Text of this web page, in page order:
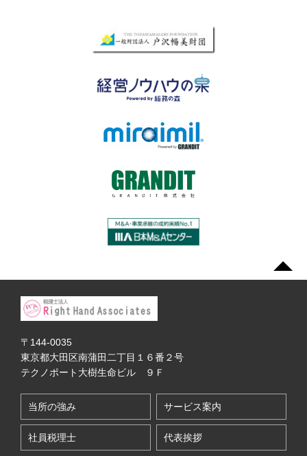
〒144-0035
東京都大田区南蒲田二丁目１６番２号
テクノポート大樹生命ビル ９Ｆ
当所の強み サービス案内
社員税理士 代表挨拶